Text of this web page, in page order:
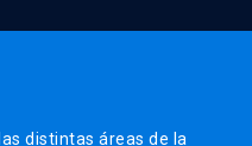
distintas áreas de la